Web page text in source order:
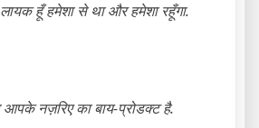
हूँ हमेशा से था और हमेशा रहूँगा.
नज़रिए का बाय-प्रोडक्ट है.